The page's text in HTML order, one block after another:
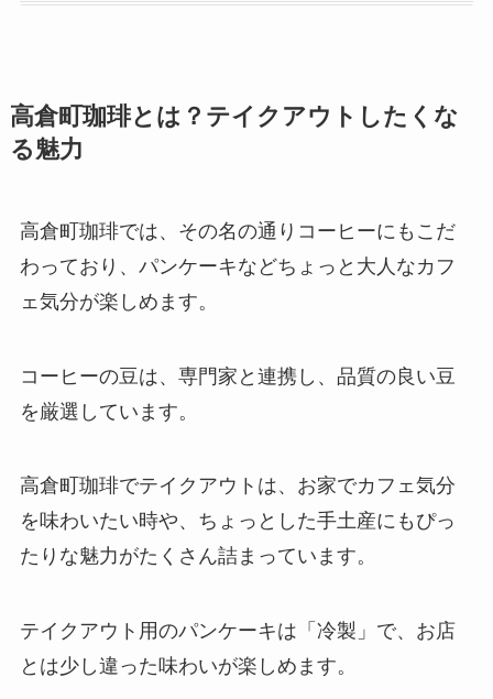
高倉町珈琲とは？テイクアウトしたくな
る魅力
高倉町珈琲では、その名の通りコーヒーにもこだ
わっており、パンケーキなどちょっと大人なカフ
ェ気分が楽しめます。
コーヒーの豆は、専門家と連携し、品質の良い豆
を厳選しています。
高倉町珈琲でテイクアウトは、お家でカフェ気分
を味わいたい時や、ちょっとした手土産にもぴっ
たりな魅力がたくさん詰まっています。
テイクアウト用のパンケーキは「冷製」で、お店
とは少し違った味わいが楽しめます。